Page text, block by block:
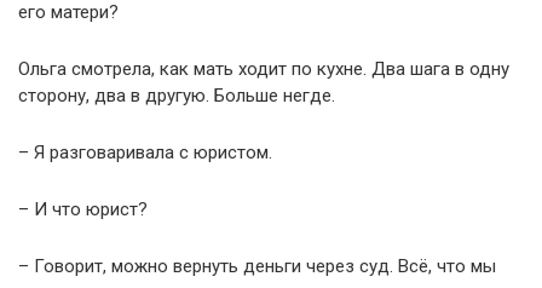
его матери?
Ольга смотрела, как мать ходит по кухне. Два шага в одну
сторону, два в другую. Больше негде.
– Я разговаривала с юристом.
– И что юрист?
– Говорит, можно вернуть деньги через суд. Всё, что мы